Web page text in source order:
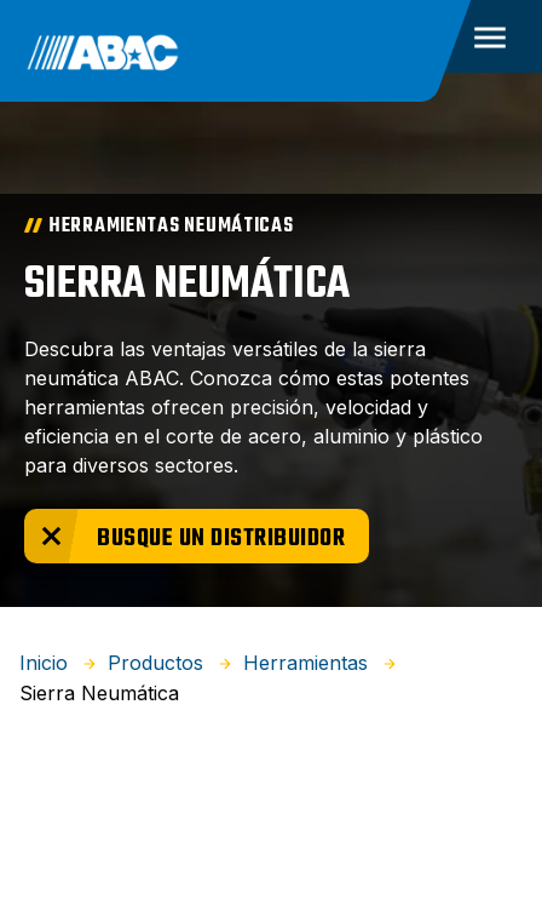
HERRAMIENTAS NEUMÁTICAS
SIERRA NEUMÁTICA
Descubra las ventajas versátiles de la sierra
neumática ABAC. Conozca cómo estas potentes
herramientas ofrecen precisión, velocidad y
eficiencia en el corte de acero, aluminio y plástico
para diversos sectores.
BUSQUE UN DISTRIBUIDOR
Inicio Productos
Herramientas
Sierra Neumática